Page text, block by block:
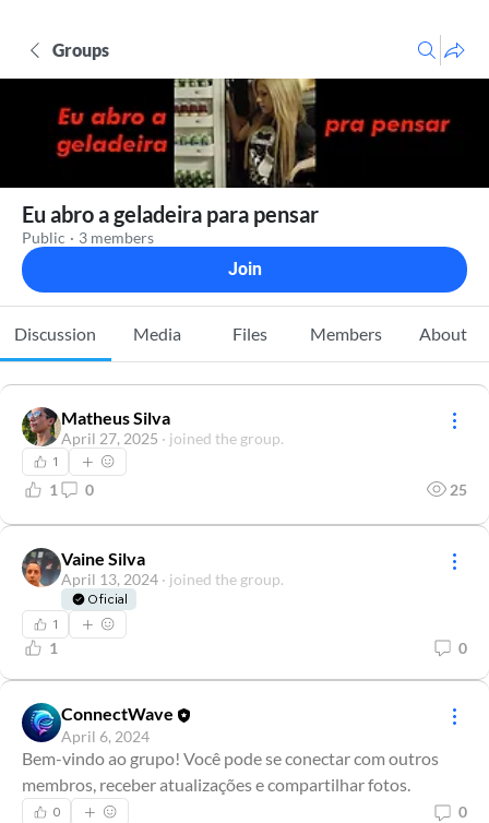
Groups
Eu abro a geladeira para pensar
Public · 3 members
Join
Discussion Media Files Members About
Matheus Silva
April 27, 2025 · joined the group.
1
1 0 25
Vaine Silva
April 13, 2024 · joined the group.
Oficial
1
1 0
ConnectWave
April 6, 2024
Bem-vindo ao grupo! Você pode se conectar com outros
membros, receber atualizações e compartilhar fotos.
0 0